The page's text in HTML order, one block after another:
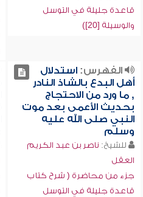
قاعدة جليلة في التوسل
والوسيلة [20])
الفهرس:استدلال
أهل البدع بالشاذ النادر
, ما ورد من الاحتجاج
بحديث الأعمى بعد موت
النبي صلى الله عليه
وسلم
للشيخ: ناصر بن عبد الكريم
العقل
جزء من محاضرة ( شرح كتاب
قاعدة جليلة في التوسل